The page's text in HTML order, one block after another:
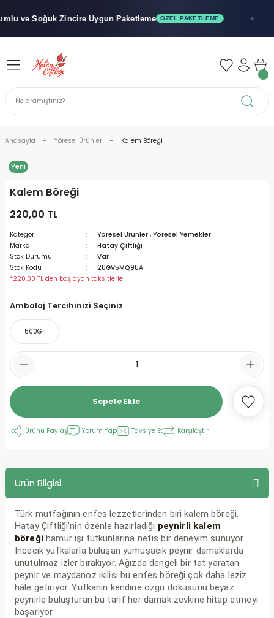
ve SoğukZincire Uygun Paketleme ÖZEL PAKETLEME x"
Geri Dön
Geri Dön
Geri Dön
Anasayfa Yöresel Ürünler Kalem Böreği
Yeni
Kalem Böreği
220,00 TL
Kategori Yöresel Ürünler , Yöresel Yemekler
Marka
Hatay Çiftliği
Stok Durumu
Var
Stok Kodu
2UGV5MQ9UA
*220,00 TL den başlayan taksitlerle!
Ambalaj Tercihinizi Seçiniz
500Gr
Sepete Ekle
Ürünü Paylaş Yorum Yap Tavsiye Et Karşılaştır
Ürün Bilgisi
Türk mutfağının enfes lezzetlerinden biri kalem böreği.
Hatay Çiftliği'nin özenle hazırladığı peynirli kalem
böreği hamur işi tutkunlarına nefis bir deneyim sunuyor.
İncecik yufkalarla buluşan yumuşacık peynir damaklarda
unutulmaz izler bırakıyor. Ağızda dengeli bir tat yaratan
peynir ve maydanoz ikilisi bu enfes böreği çok daha leziz
hâle getiriyor. Yufkanın kendine özgü dokusunu beyaz
peynirle buluşturan bu tarif her damak zevkine hitap etmeyi
başarıyor.